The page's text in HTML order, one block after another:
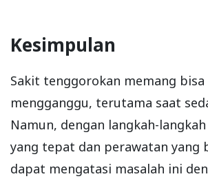
Kesimpulan
Sakit tenggorokan memang bisa
mengganggu, terutama saat
Namun, dengan langkah-
yang tepat dan perawatan yang
dapat mengatasi masalah ini